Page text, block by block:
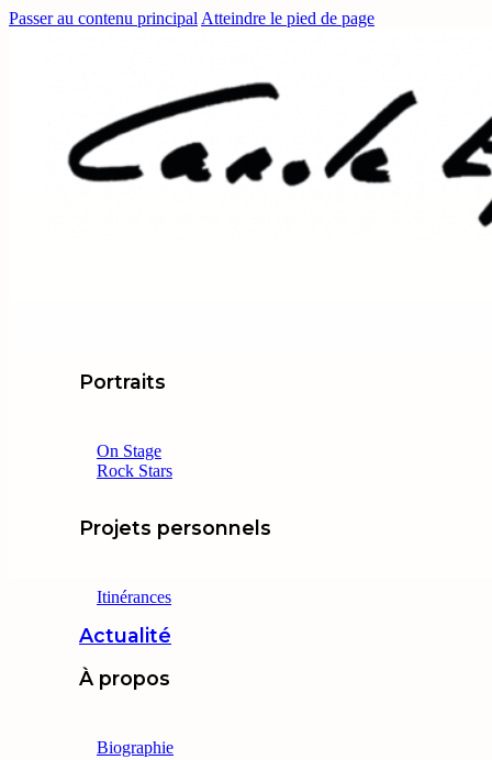
Passer au contenu principal Atteindre le pied de page
Portraits
On Stage
Rock Stars
Projets personnels
Itinérances
Actualité
À propos
Biographie